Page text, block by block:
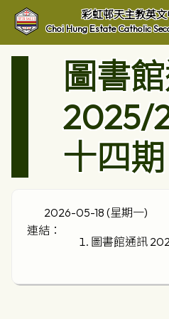
彩虹邨天主教英
Choi Hung Estate Catholic
圖書
2025/
十四期
2026-05-18 (星期一)
連結：
圖書館通訊